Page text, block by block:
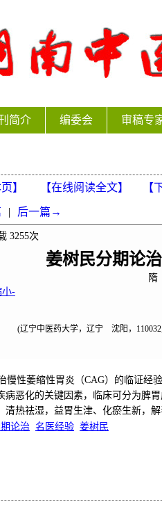
简介 编委会 审稿专
】 【在线阅读全文】 【
| 后一篇→
3255次
姜树民分期论
隋
小-
(辽宁中医药大学，辽宁 沈阳，
慢性萎缩性胃炎（CAG）的临证经
病恶化的关键因素，临床可分为脾
清热祛湿，益胃生津、化瘀生新，
论治 名医经验 姜树民